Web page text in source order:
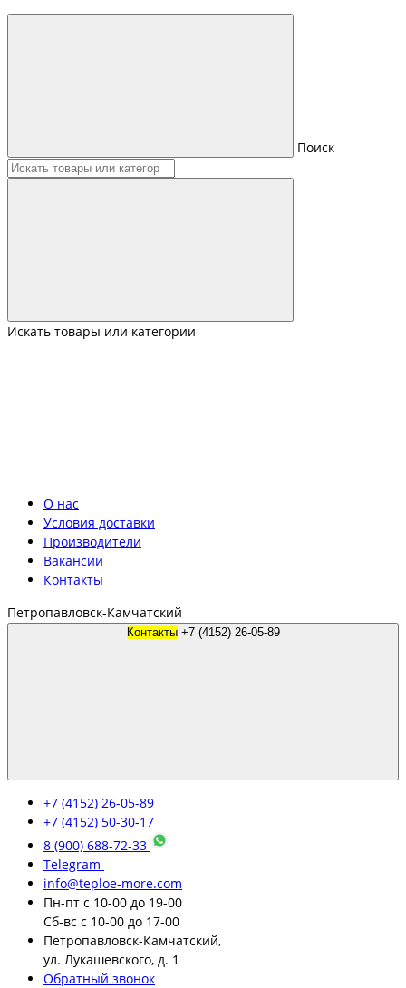
Поиск
Искать товары или категории
О нас
Условия доставки
Производители
Вакансии
Контакты
Петропавловск-Камчатский
Контакты +7 (4152) 26-05-89
+7 (4152) 26-05-89
+7 (4152) 50-30-17
8 (900) 688-72-33
Telegram
info@teploe-more.com
Пн-пт с 10-00 до 19-00
Сб-вс с 10-00 до 17-00
Петропавловск-Камчатский,
ул. Лукашевского, д. 1
Обратный звонок